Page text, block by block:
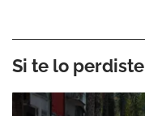
Si te lo perdiste